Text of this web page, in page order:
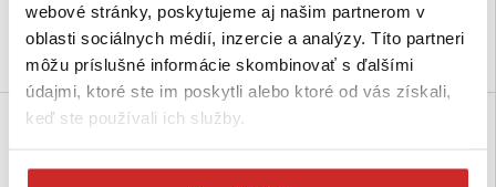
webové stránky, poskytujeme aj našim partnerom v
oblasti sociálnych médií, inzercie a analýzy. Títo partneri
môžu príslušné informácie skombinovať s ďalšími
údajmi, ktoré ste im poskytli alebo ktoré od vás získali,
keď ste používali ich služby.
Dopytovať dostupnosť
Skladom 1 ks
Do košíka
SVX